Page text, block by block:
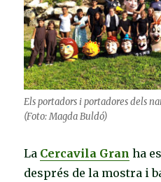
Els portadors i portadores dels
(Foto: Magda Buldó)
La Cercavila Gran ha
després de la mostra i